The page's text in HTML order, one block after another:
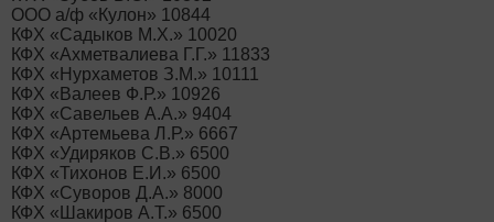
ООО а/ф «Кулон» 10844
КФХ «Садыков М.Х.» 10020
КФХ «Ахметвалиева Г.Г.» 11833
КФХ «Нурхаметов З.М.» 10111
КФХ «Валеев Ф.Р.» 10926
КФХ «Савельев А.А.» 9404
КФХ «Артемьева Л.Р.» 6667
КФХ «Удиряков С.В.» 6500
КФХ «Тихонов Е.И.» 6500
КФХ «Суворов Д.А.» 8000
КФХ «Шакиров А.Т.» 6500